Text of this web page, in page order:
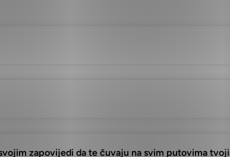
zapovijedi da te čuvaju na svim putovima